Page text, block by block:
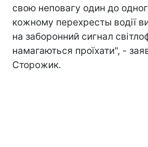
свою неповагу один до
кожному перехресты водії
на заборонний сигнал
намагаються проїхати", -
Сторожик.